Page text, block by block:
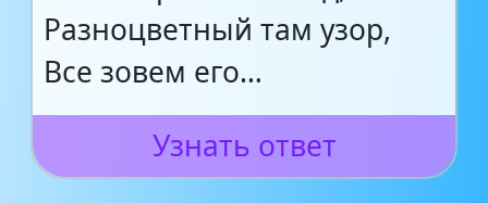
Разноцветный там узор,
Все зовем его…
Узнать ответ